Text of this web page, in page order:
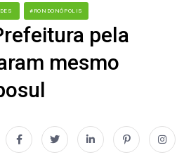
#RONDONÓPOLIS
pela
mesmo